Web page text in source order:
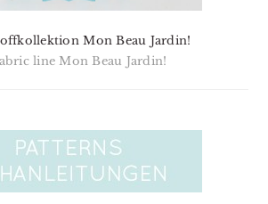
Mon Beau Jardin!
line Mon Beau Jardin!